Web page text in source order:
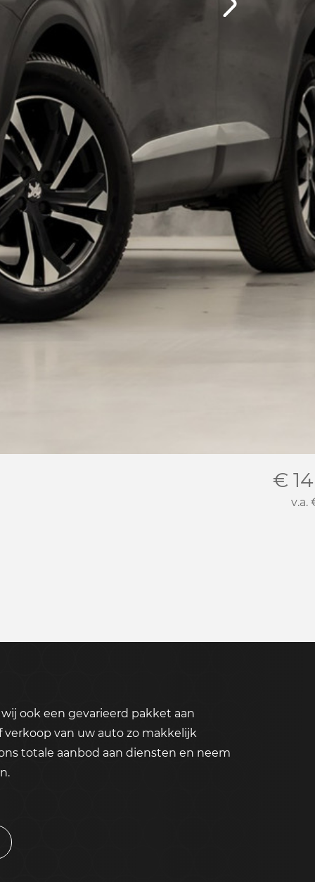
€
v.a.
ook een gevarieerd pakket aan
verkoop van uw auto zo makkelijk
totale aanbod aan diensten en neem